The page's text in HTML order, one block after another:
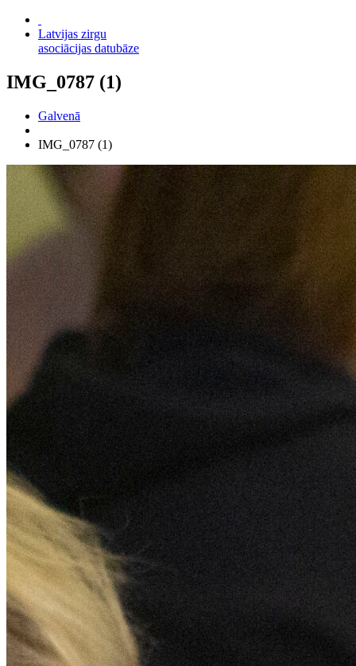
Latvijas zirgu
asociācijas datubāze
IMG_0787 (1)
Galvenā
IMG_0787 (1)